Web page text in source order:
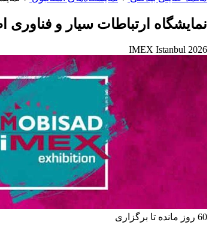
نمایشگاه ارتباطات سیار و فناوری
IMEX Istanbul 2026
60 روز مانده تا برگزاری